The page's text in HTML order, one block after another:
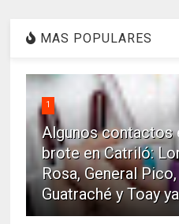
MAS POPULARES
1
Algunos contactos
brote en Catriló:
Rosa, General
Guatraché y Toay